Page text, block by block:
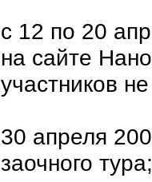
с 12 по 20
на сайте
участников
30 апреля
заочного тура;